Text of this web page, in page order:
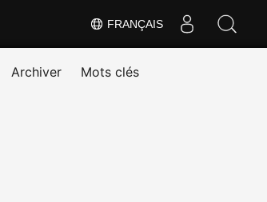
FRANÇAIS
Archiver Mots clés